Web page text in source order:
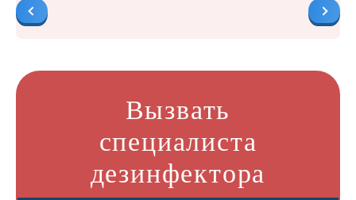
Вызвать
специалиста
дезинфектора